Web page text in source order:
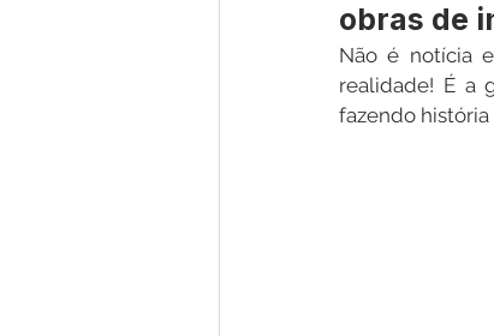
Concursosobras de
Não é notícia
realidade! É a
fazendo